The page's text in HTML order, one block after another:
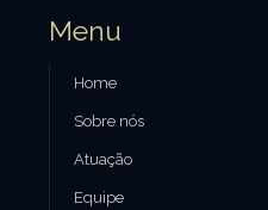
Menu
Home
Sobre nós
Atuação
Equipe